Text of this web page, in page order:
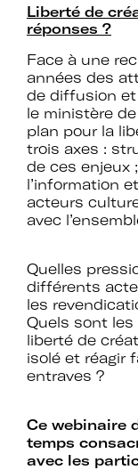
Adhérer à
le
Liberté de
réponses ?
Face à une
années des
de diffusion
le ministère
plan pour la
trois axes :
de ces enjeux
l’information
acteurs
avec
Quelles
différents
les
Quels sont
liberté de
isolé et réagir
entraves ?
Ce webinaire
temps
avec les